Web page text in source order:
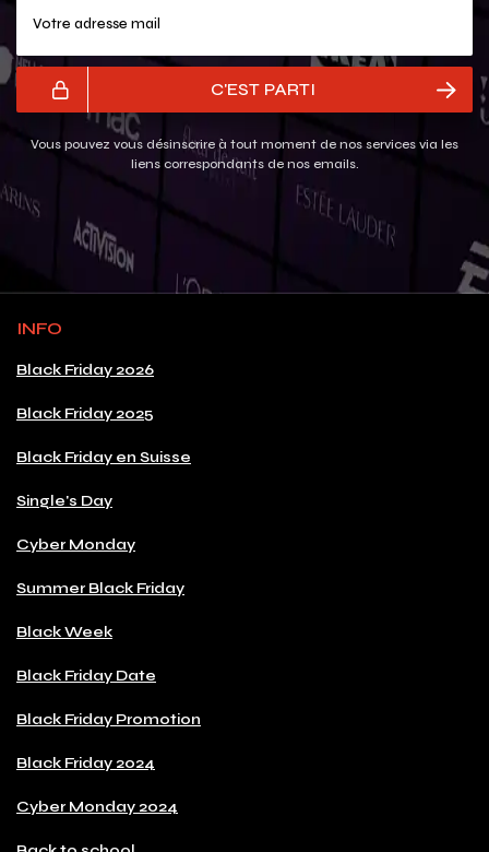
C'EST PARTI
Vous pouvez vous désinscrire à tout moment de nos services via les
liens correspondants de nos emails.
INFO
Black Friday 2026
Black Friday 2025
Black Friday en Suisse
Single's Day
Cyber Monday
Summer Black Friday
Black Week
Black Friday Date
Black Friday Promotion
Black Friday 2024
Cyber Monday 2024